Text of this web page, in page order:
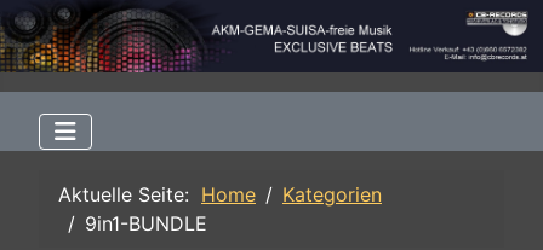
Aktuelle Seite: Home
Kategorien
9in1-BUNDLE